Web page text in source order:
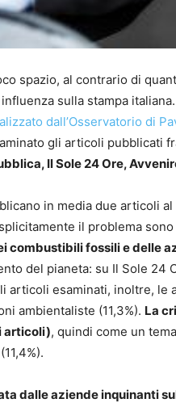
spazio, al contrario di
sulla stampa
dall’Osservatorio di
gli articoli pubblicati
Il Sole 24 Ore,
in media due articoli
il problema
combustibili fossili e delle
del pianeta: su Il Sole 24
articoli esaminati, inoltre, le
ambientaliste (11,3%). La
articoli), quindi come un
dalle aziende inquinanti